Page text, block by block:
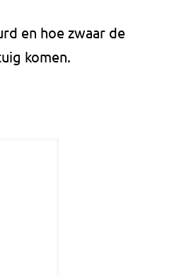
en hoe zwaar de
komen.